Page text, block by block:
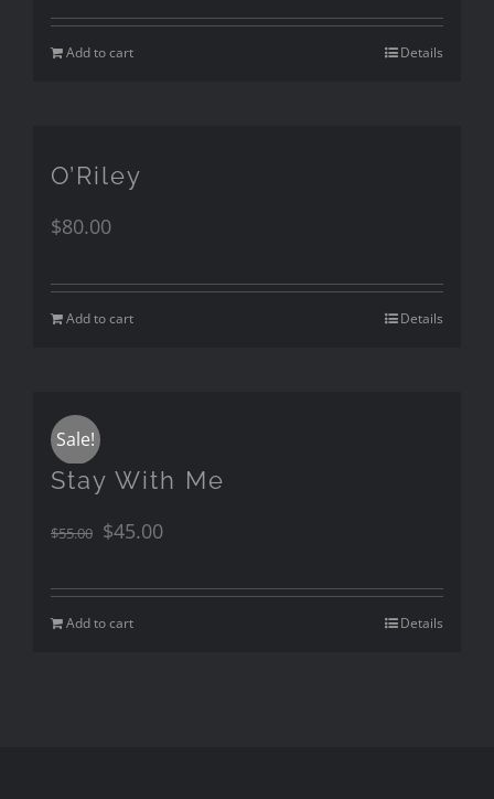
Add to cart Details
O’Riley
$80.00
Add to cart Details
Sale!
Stay With Me
$55.00 $45.00
Add to cart Details